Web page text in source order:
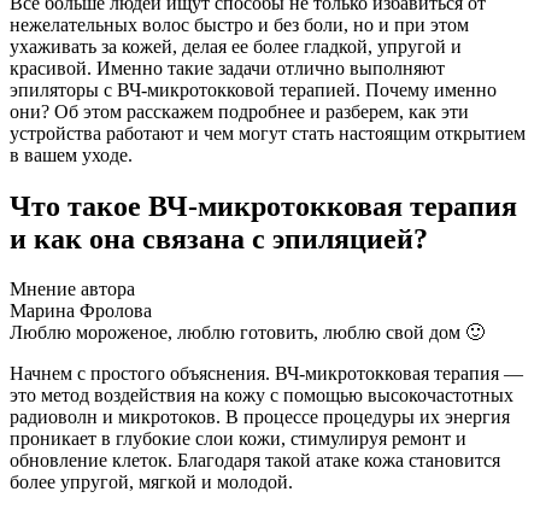
нежелательных волос быстро и без боли, но и при этом
ухаживать за кожей, делая ее более гладкой, упругой и
красивой. Именно такие задачи отлично выполняют
эпиляторы с ВЧ-микротокковой терапией. Почему именно
они? Об этом расскажем подробнее и разберем, как эти
устройства работают и чем могут стать настоящим открытием
в вашем уходе.
Что такое ВЧ-микротокковая терапия
и как она связана с эпиляцией?
Мнение автора
Марина Фролова
Люблю мороженое, люблю готовить, люблю свой дом 🙂
Начнем с простого объяснения. ВЧ-микротокковая терапия —
это метод воздействия на кожу с помощью высокочастотных
радиоволн и микротоков. В процессе процедуры их энергия
проникает в глубокие слои кожи, стимулируя ремонт и
обновление клеток. Благодаря такой атаке кожа становится
более упругой, мягкой и молодой.